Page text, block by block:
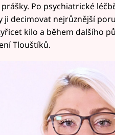
Po psychiatrické
ji decimovat nejrůznější
kilo a během dalšího
Tlouštíků.